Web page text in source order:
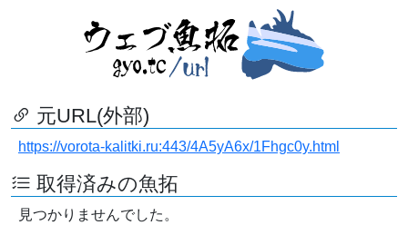
元URL(外部)
https://vorota-kalitki.ru:443/4A5yA6x/1Fhgc0y.html
取得済みの魚拓
見つかりませんでした。